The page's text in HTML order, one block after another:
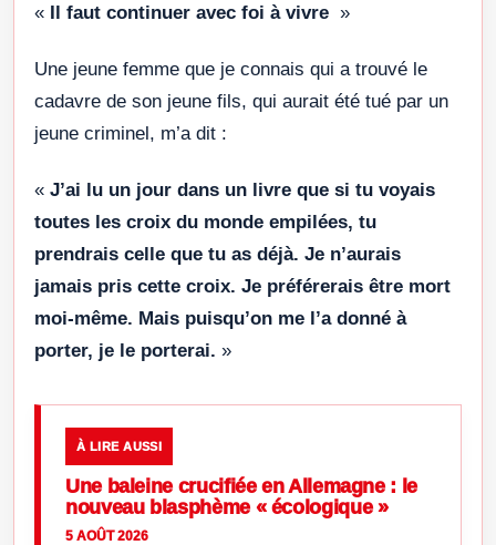
« Il faut continuer avec foi à vivre »
Une jeune femme que je connais qui a trouvé le
cadavre de son jeune fils, qui aurait été tué par un
jeune criminel, m’a dit :
« J’ai lu un jour dans un livre que si tu voyais
toutes les croix du monde empilées, tu
prendrais celle que tu as déjà. Je n’aurais
jamais pris cette croix. Je préférerais être mort
moi-même. Mais puisqu’on me l’a donné à
porter, je le porterai. »
À LIRE AUSSI
Une baleine crucifiée en Allemagne : le
nouveau blasphème « écologique »
5 AOÛT 2026